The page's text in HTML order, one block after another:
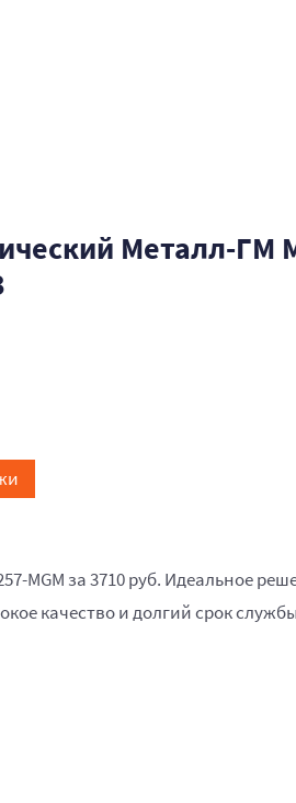
Металл-ГМ
MGM за 3710 руб. Идеальное
качество и долгий срок